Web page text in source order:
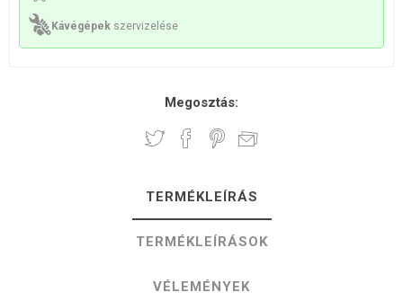
Kávégépek szervizelése
Megosztás:
TERMÉKLEÍRÁS
TERMÉKLEÍRÁSOK
VÉLEMÉNYEK